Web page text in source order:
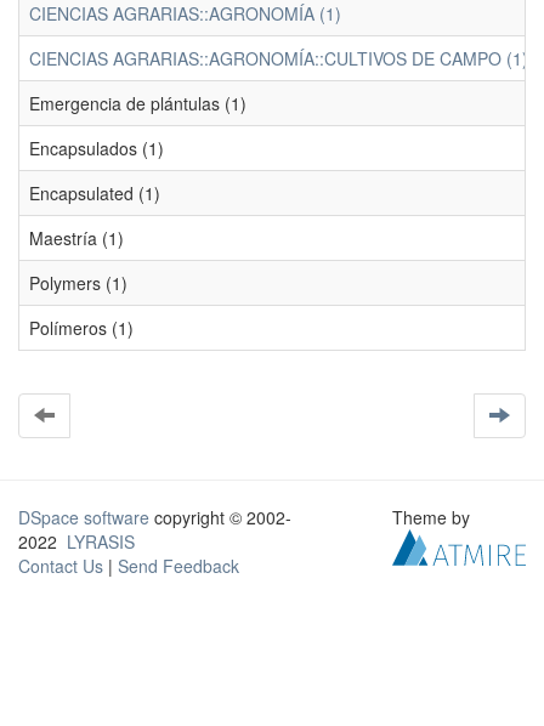
CIENCIAS AGRARIAS::AGRONOMÍA (1)
CIENCIAS AGRARIAS::AGRONOMÍA::CULTIVOS DE CAMPO (1)
Emergencia de plántulas (1)
Encapsulados (1)
Encapsulated (1)
Maestría (1)
Polymers (1)
Polímeros (1)
DSpace software copyright © 2002-
2022 LYRASIS
Contact Us | Send Feedback
Theme by